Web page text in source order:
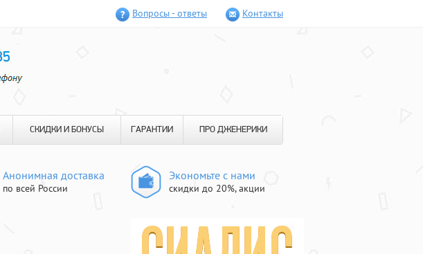
Вопросы - ответы Контакты
СКИДКИ И БОНУСЫ ГАРАНТИИ ПРО ДЖЕНЕРИКИ
Анонимная доставка
по всей России
Экономьте с нами
скидки до 20%, акции